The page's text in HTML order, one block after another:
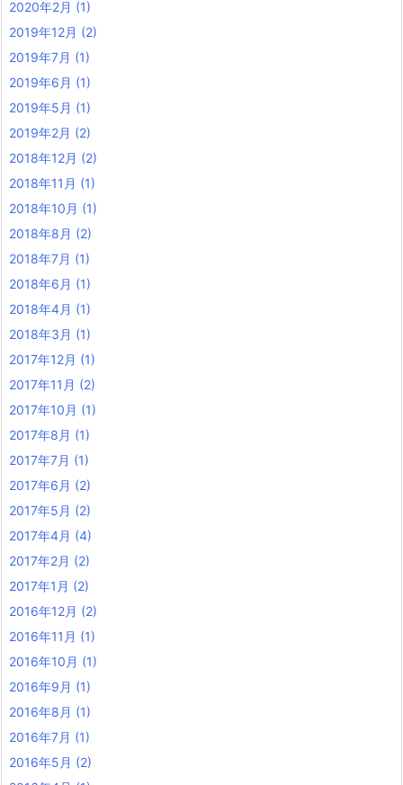
2020年2月 (1)
2019年12月 (2)
2019年7月 (1)
2019年6月 (1)
2019年5月 (1)
2019年2月 (2)
2018年12月 (2)
2018年11月 (1)
2018年10月 (1)
2018年8月 (2)
2018年7月 (1)
2018年6月 (1)
2018年4月 (1)
2018年3月 (1)
2017年12月 (1)
2017年11月 (2)
2017年10月 (1)
2017年8月 (1)
2017年7月 (1)
2017年6月 (2)
2017年5月 (2)
2017年4月 (4)
2017年2月 (2)
2017年1月 (2)
2016年12月 (2)
2016年11月 (1)
2016年10月 (1)
2016年9月 (1)
2016年8月 (1)
2016年7月 (1)
2016年5月 (2)